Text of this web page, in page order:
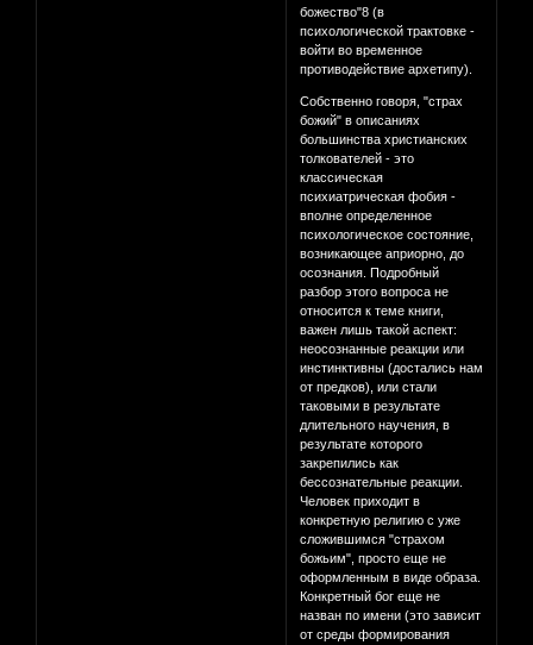
божество"8 (в
психологической трактовке -
войти во временное
противодействие архетипу).
Собственно говоря, "страх
божий" в описаниях
большинства христианских
толкователей - это
классическая
психиатрическая фобия -
вполне определенное
психологическое состояние,
возникающее априорно, до
осознания. Подробный
разбор этого вопроса не
относится к теме книги,
важен лишь такой аспект:
неосознанные реакции или
инстинктивны (достались нам
от предков), или стали
таковыми в результате
длительного научения, в
результате которого
закрепились как
бессознательные реакции.
Человек приходит в
конкретную религию с уже
сложившимся "страхом
божьим", просто еще не
оформленным в виде образа.
Конкретный бог еще не
назван по имени (это зависит
от среды формирования